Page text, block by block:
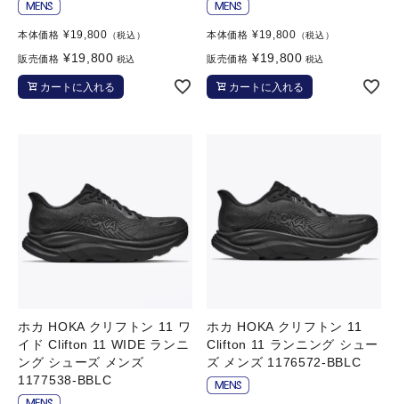
プライバシーポリシー
本体価格 ¥19,800 （税込）
販売価格 ¥19,800 税込
カートに入れる
本体価格 ¥19,800 （税込）
販売価格 ¥19,800 税込
カートに入れる
ホカ HOKA クリフトン 11 ワ
イド Clifton 11 WIDE ランニ
ング シューズ メンズ
1177538-BBLC
ホカ HOKA クリフトン 11
Clifton 11 ランニング シュー
ズ メンズ 1176572-BBLC